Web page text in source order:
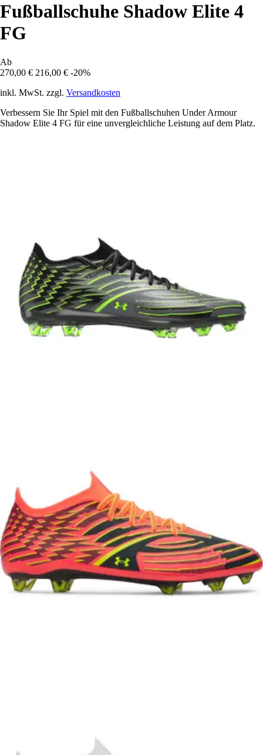
Fußballschuhe Shadow Elite 4
FG
Ab
270,00 € 216,00 € -20%
inkl. MwSt. zzgl. Versandkosten
Verbessern Sie Ihr Spiel mit den Fußballschuhen Under Armour
Shadow Elite 4 FG für eine unvergleichliche Leistung auf dem Platz.